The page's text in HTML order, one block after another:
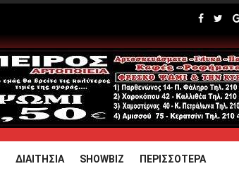
ΔΙΑΙΤΗΣΙΑ SHOWBIZ ΠΕΡΙΣΣΟΤΕΡΑ